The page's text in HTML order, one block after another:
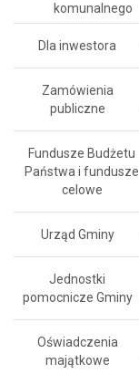
komunalnego
Dla inwestora
Zamówienia
publiczne
Fundusze Budżetu
Państwa i fundusze
celowe
Urząd Gminy
Jednostki
pomocnicze Gminy
Oświadczenia
majątkowe